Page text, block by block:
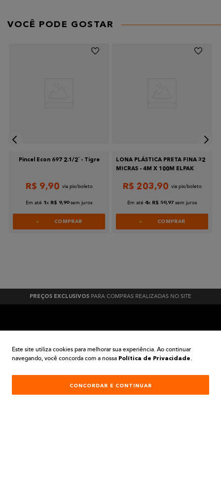
VOCÊ PODE GOSTAR
Pincel Econ 697 2.1/2´ - Tigre
R$ 9,90
Em até 1 x R$ 9,90 sem juros
COMPRAR
LONA PLÁSTICA PRETA FINA 32
MICRAS - 4M X 100M ELPAK
R$ 203,90
Em até 4 x R$ 50,97 sem juros
COMPRAR
PREÇOS EXCLUSIVOS PARA COMPRAS REALIZADAS NO SITE
INSTITUCIONAL
AJUDA E SUPORTE
Este site utiliza cookies para melhorar sua experiência. Ao continuar
navegando, você concorda com a nossa Política de Privacidade.
CONCORDAR E CONTINUAR